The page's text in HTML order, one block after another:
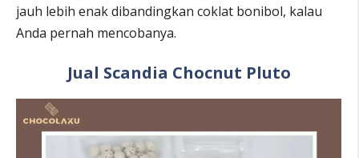
jauh lebih enak dibandingkan coklat bonibol, kalau
Anda pernah mencobanya.
Jual Scandia Chocnut Pluto